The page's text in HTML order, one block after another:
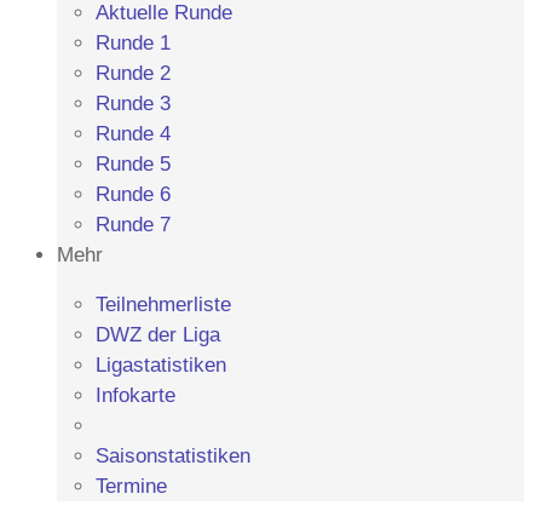
Aktuelle Runde
Runde 1
Runde 2
Runde 3
Runde 4
Runde 5
Runde 6
Runde 7
Mehr
Teilnehmerliste
DWZ der Liga
Ligastatistiken
Infokarte
Saisonstatistiken
Termine